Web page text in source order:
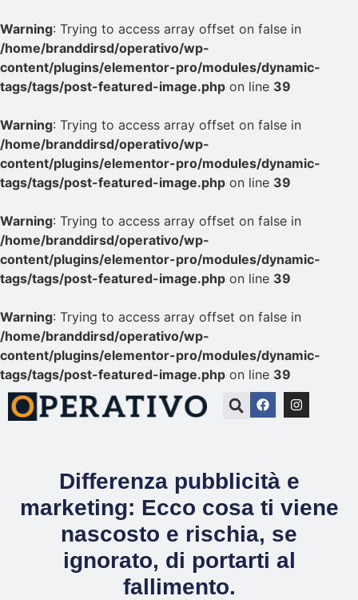
Warning: Trying to access array offset on false in
/home/branddirsd/operativo/wp-
content/plugins/elementor-pro/modules/dynamic-
tags/tags/post-featured-image.php on line 39
Warning: Trying to access array offset on false in
/home/branddirsd/operativo/wp-
content/plugins/elementor-pro/modules/dynamic-
tags/tags/post-featured-image.php on line 39
Warning: Trying to access array offset on false in
/home/branddirsd/operativo/wp-
content/plugins/elementor-pro/modules/dynamic-
tags/tags/post-featured-image.php on line 39
Warning: Trying to access array offset on false in
/home/branddirsd/operativo/wp-
content/plugins/elementor-pro/modules/dynamic-
tags/tags/post-featured-image.php on line 39
Differenza pubblicità e
marketing: Ecco cosa ti viene
nascosto e rischia, se
ignorato, di portarti al
fallimento.